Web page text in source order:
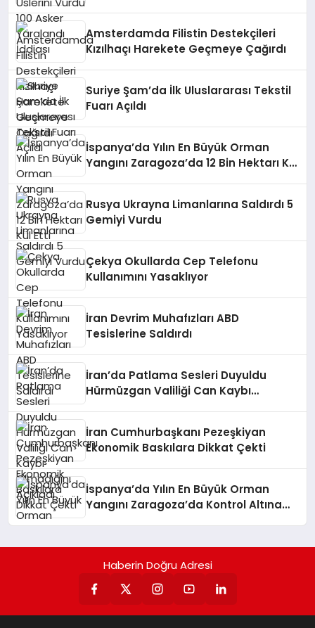
Amsterdamda Filistin Destekçileri
Kızılhaçı Harekete Geçmeye Çağırdı
Suriye Şam’da İlk Uluslararası Tekstil
Fuarı Açıldı
İspanya’da Yılın En Büyük Orman
Yangını Zaragoza’da 12 Bin Hektarı Kül
Rusya Ukrayna Limanlarına Saldırdı 5
Gemiyi Vurdu
Çekya Okullarda Cep Telefonu
Kullanımını Yasaklıyor
İran Devrim Muhafızları ABD
Tesislerine Saldırdı
İran’da Patlama Sesleri Duyuldu
Hürmüzgan Valiliği Can Kaybı
İran Cumhurbaşkanı Pezeşkiyan
Ekonomik Baskılara Dikkat Çekti
İspanya’da Yılın En Büyük Orman
Yangını Zaragoza’da Kontrol Altına
Haberin Doğru Adresi